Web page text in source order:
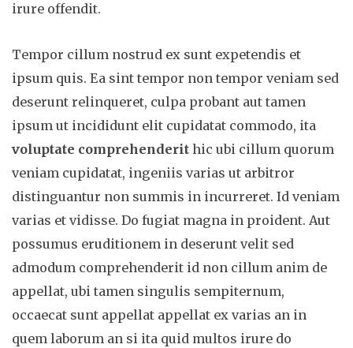
irure offendit.
Tempor cillum nostrud ex sunt expetendis et
ipsum quis. Ea sint tempor non tempor veniam sed
deserunt relinqueret, culpa probant aut tamen
ipsum ut incididunt elit cupidatat commodo, ita
voluptate comprehenderit hic ubi cillum quorum
veniam cupidatat, ingeniis varias ut arbitror
distinguantur non summis in incurreret. Id veniam
varias et vidisse. Do fugiat magna in proident. Aut
possumus eruditionem in deserunt velit sed
admodum comprehenderit id non cillum anim de
appellat, ubi tamen singulis sempiternum,
occaecat sunt appellat appellat ex varias an in
quem laborum an si ita quid multos irure do